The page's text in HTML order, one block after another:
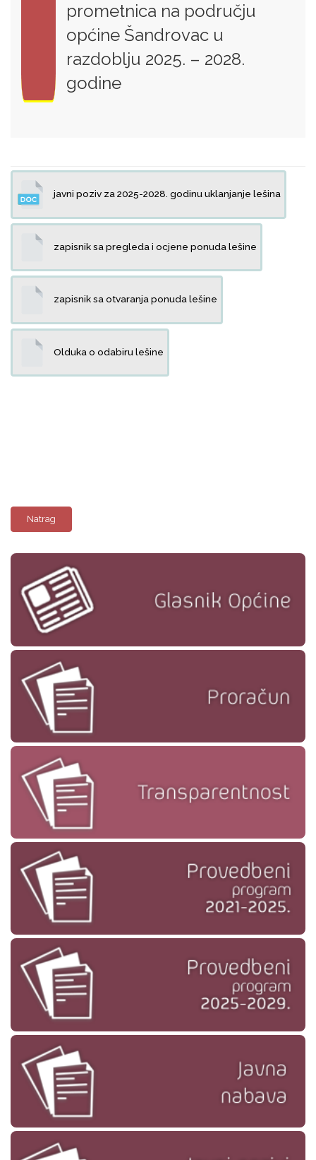
prometnica na području
općine Šandrovac u
razdoblju 2025. – 2028.
godine
javni poziv za 2025-2028. godinu uklanjanje lešina
zapisnik sa pregleda i ocjene ponuda lešine
zapisnik sa otvaranja ponuda lešine
Olduka o odabiru lešine
Natrag